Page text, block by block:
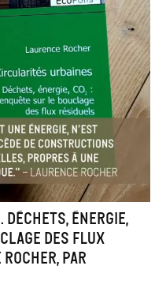
énergie,
des flux
par